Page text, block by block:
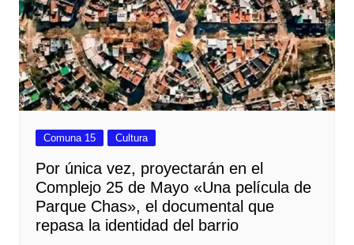
Comuna 15 Cultura
Por única vez, proyectarán en el
Complejo 25 de Mayo «Una película de
Parque Chas», el documental que
repasa la identidad del barrio